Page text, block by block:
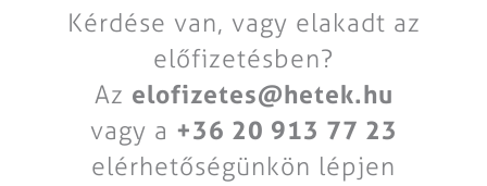
Kérdése van, vagy elakadt az
előfizetésben?
Az elofizetes@hetek.hu
vagy a +36 20 913 77 23
elérhetőségünkön lépjen